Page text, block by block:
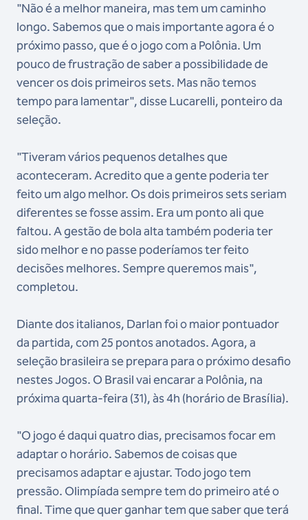
"Não é a melhor maneira, mas tem um caminho
longo. Sabemos que o mais importante agora é o
próximo passo, que é o jogo com a Polônia. Um
pouco de frustração de saber a possibilidade de
vencer os dois primeiros sets. Mas não temos
tempo para lamentar", disse Lucarelli, ponteiro da
seleção.
"Tiveram vários pequenos detalhes que
aconteceram. Acredito que a gente poderia ter
feito um algo melhor. Os dois primeiros sets seriam
diferentes se fosse assim. Era um ponto ali que
faltou. A gestão de bola alta também poderia ter
sido melhor e no passe poderíamos ter feito
decisões melhores. Sempre queremos mais",
completou.
Diante dos italianos, Darlan foi o maior pontuador
da partida, com 25 pontos anotados. Agora, a
seleção brasileira se prepara para o próximo desafio
nestes Jogos. O Brasil vai encarar a Polônia, na
próxima quarta-feira (31), às 4h (horário de Brasília).
"O jogo é daqui quatro dias, precisamos focar em
adaptar o horário. Sabemos de coisas que
precisamos adaptar e ajustar. Todo jogo tem
pressão. Olimpíada sempre tem do primeiro até o
final. Time que quer ganhar tem que saber que terá